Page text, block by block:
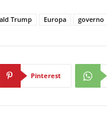
Trump Europa governo
Pinterest